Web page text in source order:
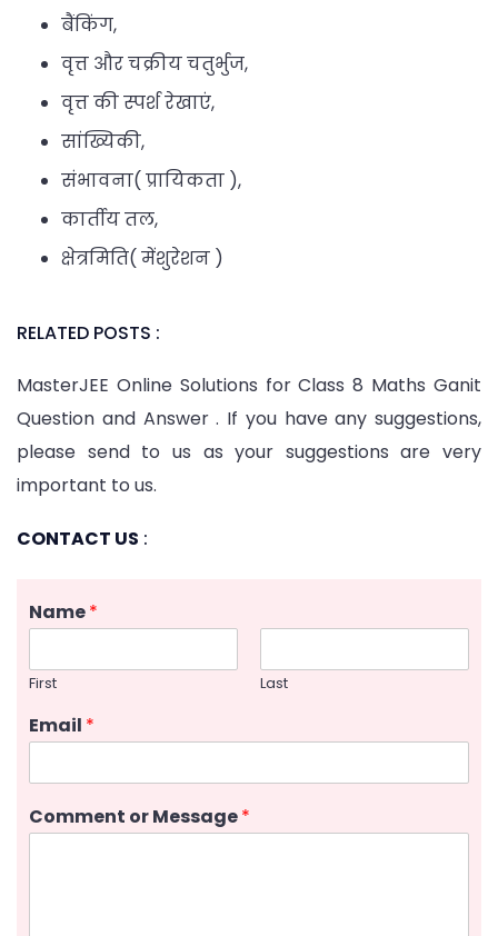
बैंकिंग,
वृत्त और चक्रीय चतुर्भुज,
वृत्त की स्पर्श रेखाएं,
सांख्यिकी,
संभावना( प्रायिकता ),
कार्तीय तल,
क्षेत्रमिति( मेंशुरेशन )
RELATED POSTS :
MasterJEE Online Solutions for Class 8 Maths Ganit
Question and Answer . If you have any suggestions,
please send to us as your suggestions are very
important to us.
CONTACT US :
Name*
First Last
Email *
Comment or Message*